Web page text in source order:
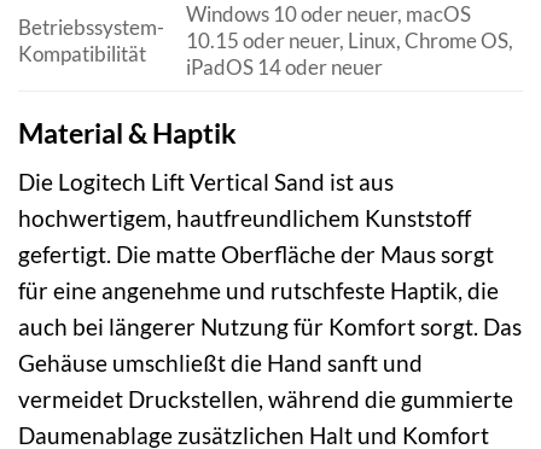
Betriebssystem-
Kompatibilität
Windows 10 oder neuer, macOS
10.15 oder neuer, Linux, Chrome OS,
iPadOS 14 oder neuer
Material & Haptik
Die Logitech Lift Vertical Sand ist aus
hochwertigem, hautfreundlichem Kunststoff
gefertigt. Die matte Oberfläche der Maus sorgt
für eine angenehme und rutschfeste Haptik, die
auch bei längerer Nutzung für Komfort sorgt. Das
Gehäuse umschließt die Hand sanft und
vermeidet Druckstellen, während die gummierte
Daumenablage zusätzlichen Halt und Komfort